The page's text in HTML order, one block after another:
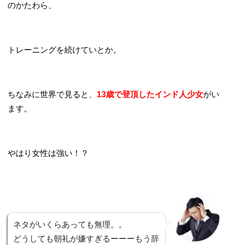
のかたわら、
トレーニングを続けていとか。
ちなみに世界で見ると、 13歳で登頂したインド人少女がい
ます。
やはり女性は強い！？
ネタがいくらあっても無理。。
どうしても朝礼が嫌すぎるーーーもう辞